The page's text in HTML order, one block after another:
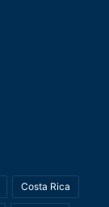
Costa Rica